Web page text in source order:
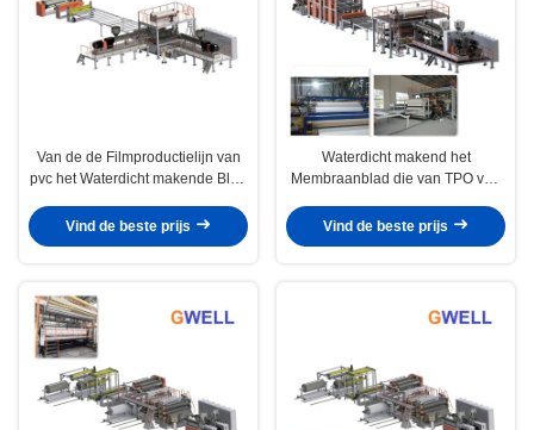
Van de de Filmproductielijn van
pvc het Waterdicht makende Blad
pvc Machine maken
Vind de beste prijs
Waterdicht makend het
Membraanblad die van TPO van
Machinetpo Water de
Vind de beste prijs